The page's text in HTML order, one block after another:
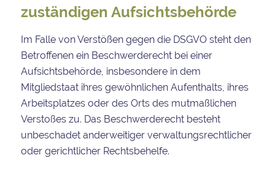
zuständigen Aufsichts­behörde
Im Falle von Verstößen gegen die DSGVO steht den
Betroffenen ein Beschwerderecht bei einer
Aufsichtsbehörde, insbesondere in dem
Mitgliedstaat ihres gewöhnlichen Aufenthalts, ihres
Arbeitsplatzes oder des Orts des mutmaßlichen
Verstoßes zu. Das Beschwerderecht besteht
unbeschadet anderweitiger verwaltungsrechtlicher
oder gerichtlicher Rechtsbehelfe.